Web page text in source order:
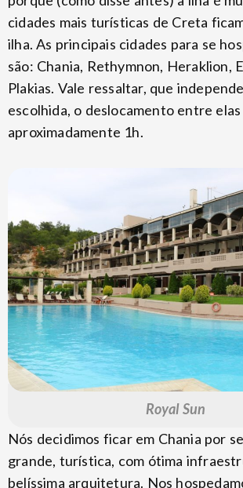
cidades mais turísticas de Creta
ilha. As principais cidades para se
são: Chania, Rethymnon, Heraklion,
Plakias. Vale ressaltar, que
escolhida, o deslocamento entre elas
aproximadamente 1h.
Royal Sun
Nós decidimos ficar em Chania por
grande, turística, com ótima
belíssima arquitetura. Nos